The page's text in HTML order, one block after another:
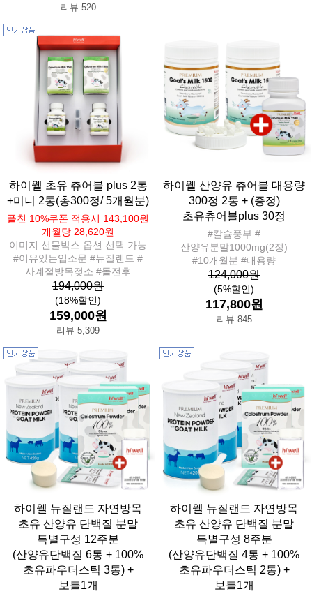
리뷰 520
하이웰 초유 츄어블 plus 2통
+미니 2통(총300정/ 5개월분)
플친 10%쿠폰 적용시 143,100원
개월당 28,620원
이미지 선물박스 옵션 선택 가능
#이유있는입소문 #뉴질랜드 #
사계절방목젖소 #돌전후
194,000원
(18%할인)
159,000원
리뷰 5,309
하이웰 산양유 츄어블 대용량
300정 2통 + (증정)
초유츄어블plus 30정
#칼슘풍부 #
산양유분말1000mg(2정)
#10개월분 #대용량
124,000원
(5%할인)
117,800원
리뷰 845
하이웰 뉴질랜드 자연방목
초유 산양유 단백질 분말
특별구성 12주분
(산양유단백질 6통 + 100%
초유파우더스틱 3통) +
보틀1개
하이웰 뉴질랜드 자연방목
초유 산양유 단백질 분말
특별구성 8주분
(산양유단백질 4통 + 100%
초유파우더스틱 2통) +
보틀1개